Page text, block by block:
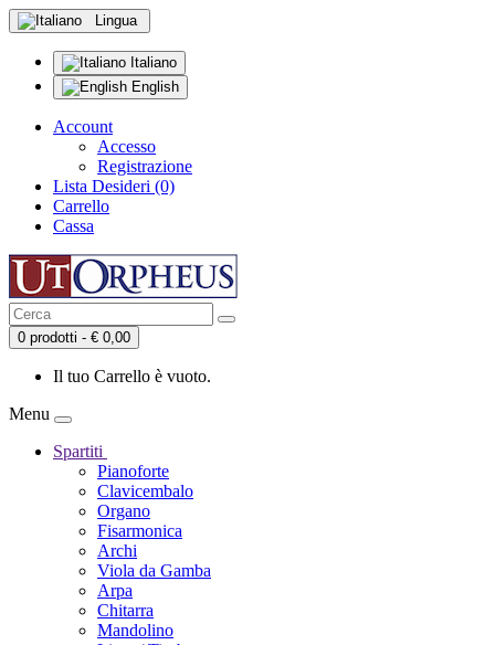
Lingua
Italiano
English
Account
Accesso
Registrazione
Lista Desideri (0)
Carrello
Cassa
0 prodotti - € 0,00
Il tuo Carrello è vuoto.
Menu
Spartiti
Pianoforte
Clavicembalo
Organo
Fisarmonica
Archi
Viola da Gamba
Arpa
Chitarra
Mandolino